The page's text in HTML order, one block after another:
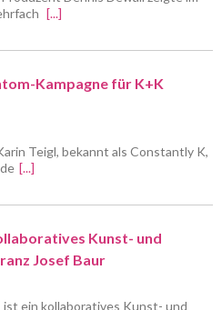
[...]
Kampagne für K+K
Teigl, bekannt als Constantly K,
[...]
Kunst- und
Josef Baur
ist ein kollaboratives Kunst- und